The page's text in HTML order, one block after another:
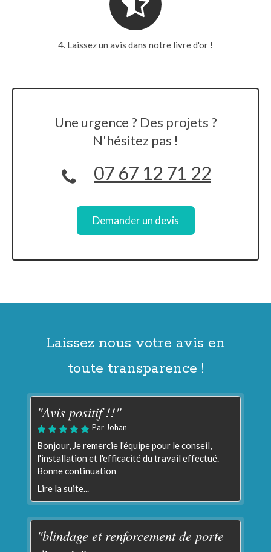
4. Laissez un avis dans notre livre d'or !
Une urgence ? Des projets ?
N'hésitez pas !
07 67 12 71 22
Demander un devis
Laissez nous votre avis en
toute transparence !
"Avis positif !!"
Par Johan
Bonjour, Je remercie l'équipe pour le conseil,
l'installation et l'efficacité du travail effectué.
Bonne continuation
Lire la suite...
"blindage et renforcement de porte